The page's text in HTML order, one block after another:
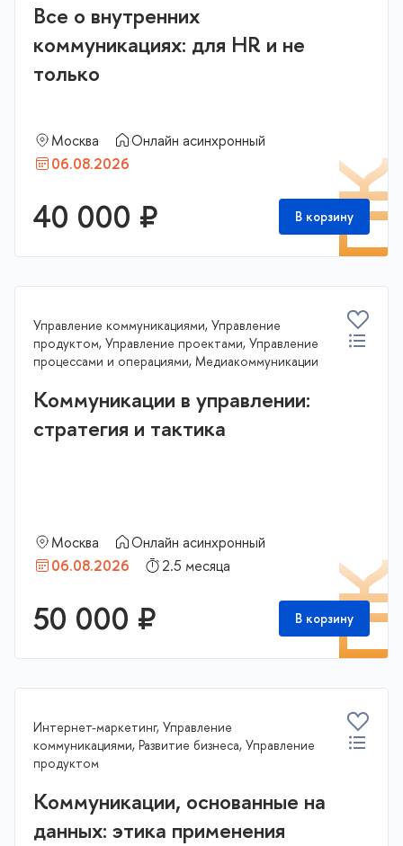
Все о внутренних
коммуникациях: для HR и не
только
Москва
Онлайн асинхронный
06.08.2026
40 000 ₽ В корзину
Управление коммуникациями, Управление
продуктом, Управление проектами, Управление
процессами и операциями, Медиакоммуникации
Коммуникации в управлении:
стратегия и тактика
Москва
Онлайн асинхронный
06.08.2026
2.5 месяца
50 000 ₽ В корзину
Интернет-маркетинг, Управление
коммуникациями, Развитие бизнеса, Управление
продуктом
Коммуникации, основанные на
данных: этика применения